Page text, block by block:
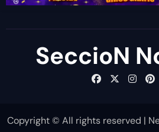
SeccioN
Copyright © All rights reserved |